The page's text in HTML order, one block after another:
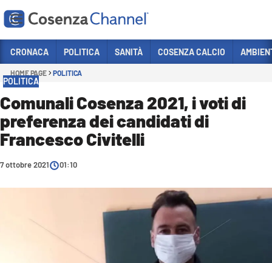
Sezioni
POLITICA
COSENZA CALCIO
ECONOMIA E LAVORO
CRONACA POLITICA SANITÀ COSENZA CALCIO
HOME PAGE POLITICA
POLITICA
Comunali Cosenza 2021, i voti di
preferenza dei candidati di
Francesco Civitelli
7 ottobre 2021 01:10